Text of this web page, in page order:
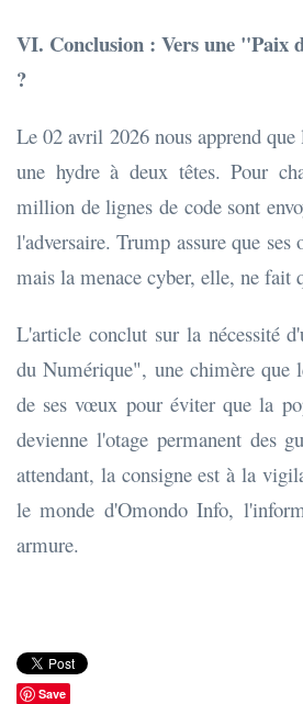
VI. Conclusion : Vers une "Paix
?
Le 02 avril 2026 nous apprend
une hydre à deux têtes. Pour
million de lignes de code sont
l'adversaire. Trump assure que
mais la menace cyber, elle, ne fait
L'article conclut sur la nécessité
du Numérique", une chimère que
de ses vœux pour éviter que la
devienne l'otage permanent des
attendant, la consigne est à la
le monde d'Omondo Info,
armure.
Save